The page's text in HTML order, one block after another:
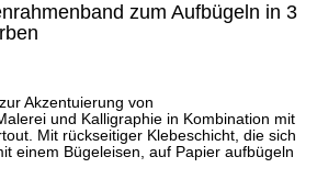
zum Aufbügeln in 3
Akzentuierung von
und Kalligraphie in Kombination mit
Mit rückseitiger Klebeschicht, die sich
einem Bügeleisen, auf Papier aufbügeln